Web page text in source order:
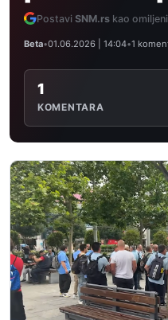
Postavi SNM.rs kao
Beta•01.06.2026 | 14:04•1
1
KOMENTARA